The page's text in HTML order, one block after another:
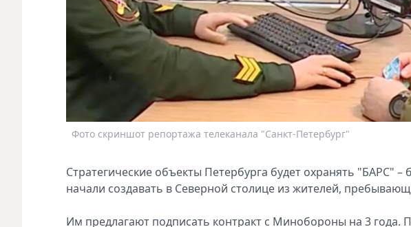
Фото скриншот репортажа телеканала "Санкт-Петербург"
Стратегические объекты Петербурга будет охранять "БАРС"
начали создавать в Северной столице из жителей,
Им предлагают подписать контракт с Минобороны на 3 года.